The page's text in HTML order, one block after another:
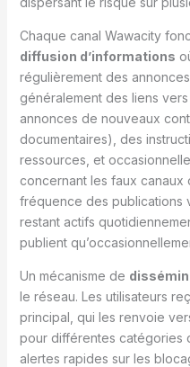
Chaque canal Wawacity
diffusion d’informations
régulièrement des
généralement des liens
annonces de nouveaux
documentaires), des
ressources, et
concernant les faux canaux
fréquence des publications
restant actifs
publient
Un mécanisme de
le réseau. Les utilisateurs
principal, qui les renvoie
pour différentes catégories
alertes rapides sur les